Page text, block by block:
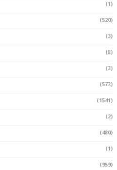
(1)
(520)
(3)
(8)
(3)
(573)
(1541)
(2)
(480)
(1)
(959)